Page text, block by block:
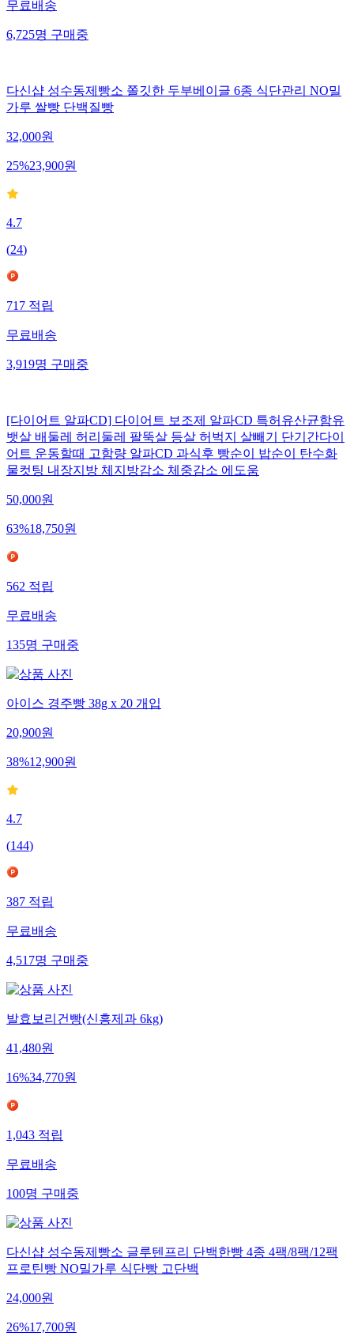
무료배송
6,725명구매중
다신샵 성수동제빵소 쫄깃한 두부베이글 6종 식단관리 NO밀
가루 쌀빵 단백질빵
32,000원
25%23,900원
4.7
(24)
717적립
무료배송
3,919명구매중
[다이어트 알파CD] 다이어트 보조제 알파CD 특허유산균함유
뱃살 배둘레 허리둘레 팔뚝살 등살 허벅지 살빼기 단기간다이
어트 운동할때 고함량 알파CD 과식후 빵순이 밥순이 탄수화
물컷팅 내장지방 체지방감소 체중감소 에도움
50,000원
63%18,750원
562적립
무료배송
135명구매중
아이스 경주빵 38g x 20 개입
20,900원
38%12,900원
4.7
(144)
387적립
무료배송
4,517명구매중
발효보리건빵(신흥제과 6kg)
41,480원
16%34,770원
1,043적립
무료배송
100명구매중
다신샵 성수동제빵소 글루텐프리 단백한빵 4종 4팩/8팩/12팩
프로틴빵 NO밀가루 식단빵 고단백
24,000원
26%17,700원